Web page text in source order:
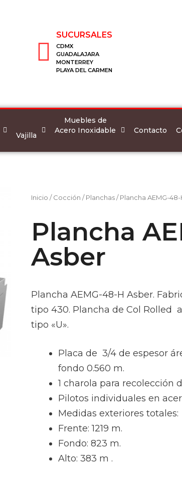
SUCURSALES
CDMX
GUADALAJARA
MONTERREY
PLAYA DEL CARMEN
Vajilla
Muebles de
Acero Inoxidable
Contacto
Inicio /Cocción /Planchas/ Plancha AEMG-
Plancha
Asber
Plancha AEMG-48-H Asber.
tipo 430. Plancha de Col Rolled
tipo «U».
Placa de 3/4 de espesor
fondo 0.560 m.
1 charola para recolección
Pilotos individuales en
Medidas exteriores totales:
Frente: 1219 m.
Fondo: 823 m.
Alto: 383 m .